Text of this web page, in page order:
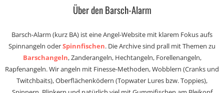
Über den Barsch-Alarm
Barsch-Alarm (kurz BA) ist eine Angel-Website mit klarem Fokus aufs
Spinnangeln oderSpinnfischen. Die Archive sind prall mit Themen zu
Barschangeln, Zanderangeln, Hechtangeln, Forellenangeln,
Rapfenangeln. Wir angeln mit Finesse-Methoden, Wobblern (Cranks und
Twitchbaits), Oberflächenködern (Topwater Lures bzw. Toppies),